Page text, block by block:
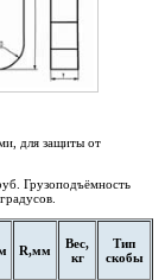
для защиты от
Грузоподъёмность
R,мм
Вес,
кг
Тип
скобы